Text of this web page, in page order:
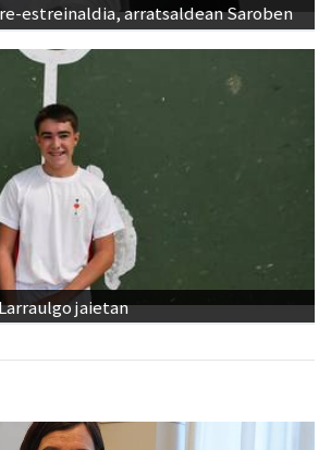
estreinaldia, arratsaldean Saroben
jaietan